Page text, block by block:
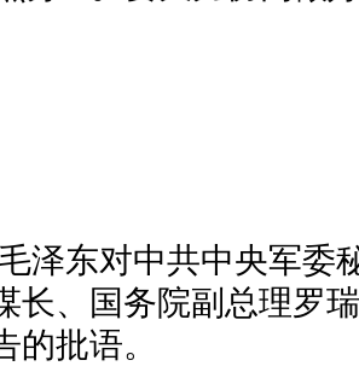
泽东对中共中央军委
长、国务院副总理罗
的批语。